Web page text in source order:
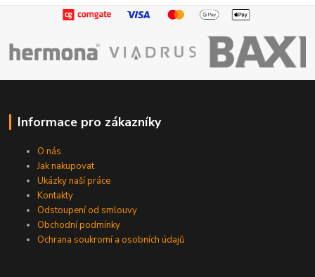
Informace pro zákazníky
O nás
Jak nakupovat
Ukázky naší práce
Kontakty
Odstoupení od smlouvy
Obchodní podmínky
Ochrana soukromí a osobních údajů